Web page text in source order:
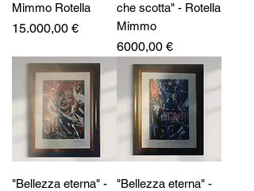
Mimmo Rotella
Prezzo
15.000,00 €
che scotta" - Rotella
Mimmo
Prezzo
6000,00 €
"Bellezza eterna" -
"Bellezza eterna" -